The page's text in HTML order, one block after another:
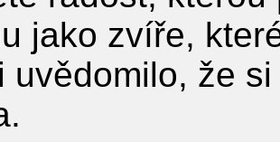
jako zvíře,
uvědomilo, že